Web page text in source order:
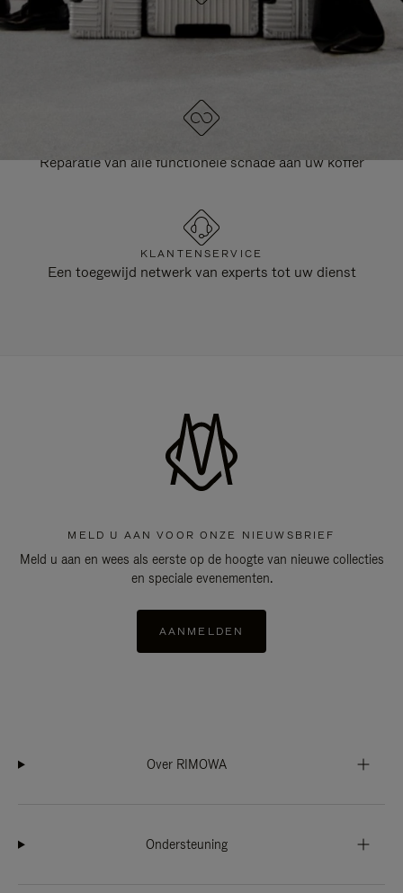
OP
TE
ONTWORPEN IN DUITSLAND
Elk item is op kwaliteit getest en zorgvuldig
Reparatie van alle functionele schade aan uw koffer
KLANTENSERVICE
Een toegewijd netwerk van experts tot uw dienst
MELD U AAN VOOR ONZE NIEUWSBRIEF
Meld u aan en wees als eerste op de hoogte van nieuwe collecties
en speciale evenementen.
AANMELDEN
Over RIMOWA
Ondersteuning